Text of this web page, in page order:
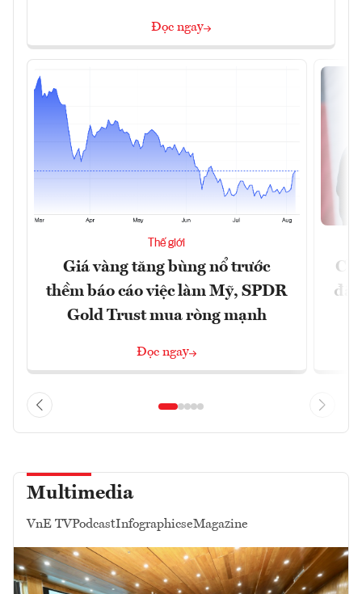
Đọc ngay
Thế giới
Giá vàng tăng bùng nổ trước
thềm báo cáo việc làm Mỹ, SPDR
Gold Trust mua ròng mạnh
Đọc ngay
đã
Multimedia
VnE TVPodcastInfographicseMagazine